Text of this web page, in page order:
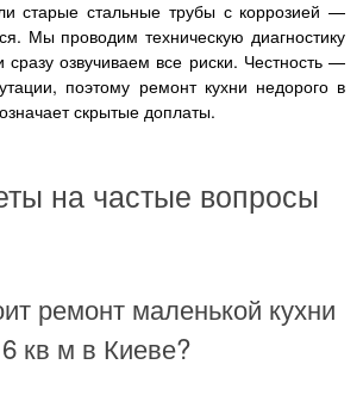
старые стальные трубы с коррозией —
Мы проводим техническую диагностику
сразу озвучиваем все риски. Честность —
поэтому ремонт кухни недорого в
скрытые доплаты.
на частые вопросы
ремонт маленькой кухни
6 кв м в Киеве?